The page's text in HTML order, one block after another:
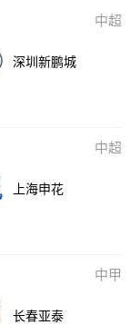
中超
深圳新鹏城
中超
上海申花
中甲
长春亚泰